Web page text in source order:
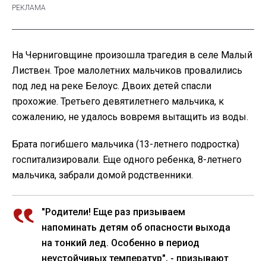
На Черниговщине произошла трагедия в селе Малый
Листвен. Трое малолетних мальчиков провалились
под лед на реке Белоус. Двоих детей спасли
прохожие. Третьего девятилетнего мальчика, к
сожалению, не удалось вовремя вытащить из воды.
Брата погибшего мальчика (13-летнего подростка)
госпитализировали. Еще одного ребенка, 8-летнего
мальчика, забрали домой родственники.
"Родители! Еще раз призываем
напоминать детям об опасности выхода
на тонкий лед. Особенно в период
неустойчивых температур", - призывают